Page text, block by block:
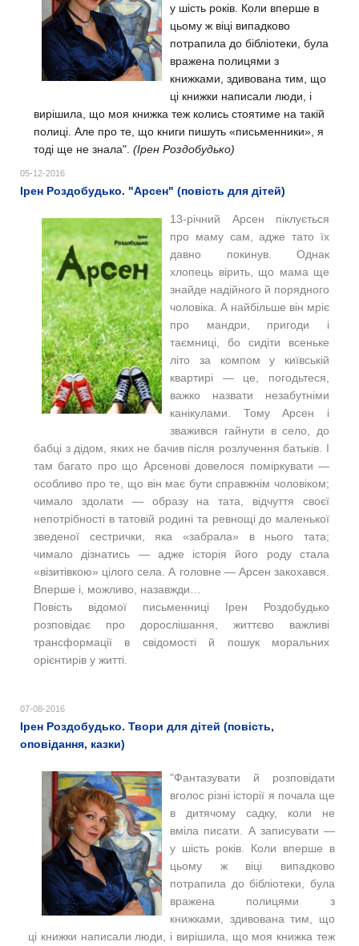
у шість років. Коли вперше в
цьому ж віці випадково
потрапила до бібліотеки, була
вражена полицями з
книжками, здивована тим, що
ці книжки написали люди, і
вирішила, що моя книжка теж колись стоятиме на такій
полиці. Але про те, що книги пишуть «письменники», я
тоді ще не знала". (Ірен Роздобудько)
05-12-2016
Ірен Роздобудько. "Арсен" (повість для дітей)
13-річний Арсен піклується
про маму сам, адже тато їх
давно покинув. Однак
хлопець вірить, що мама ще
знайде надійного й порядного
чоловіка. А найбільше він мріє
про мандри, пригоди і
таємниці, бо сидіти всеньке
літо за компом у київській
квартирі — це, погодьтеся,
важко назвати незабутніми
канікулами. Тому Арсен і
зважився гайнути в село, до
бабці з дідом, яких не бачив після розлучення батьків. І
там багато про що Арсенові довелося поміркувати —
особливо про те, що він має бути справжнім чоловіком;
чимало здолати — образу на тата, відчуття своєї
непотрібності в татовій родині та ревнощі до маленької
зведеної сестрички, яка «забрала» в нього тата;
чимало дізнатись — адже історія його роду стала
«візитівкою» цілого села. А головне — Арсен закохався.
Вперше і, можливо, назавжди…
Повість відомої письменниці Ірен Роздобудько
розповідає про дорослішання, життєво важливі
трансформації в свідомості й пошук моральних
орієнтирів у житті.
07-08-2016
Ірен Роздобудько. Твори для дітей (повість,
оповідання, казки)
"Фантазувати й розповідати
вголос різні історії я почала ще
в дитячому садку, коли не
вміла писати. А записувати —
у шість років. Коли вперше в
цьому ж віці випадково
потрапила до бібліотеки, була
вражена полицями з
книжками, здивована тим, що
ці книжки написали люди, і вирішила, що моя книжка теж